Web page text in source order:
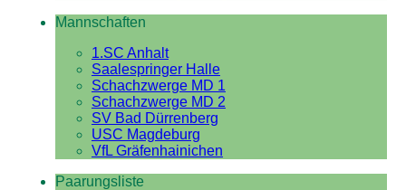
Mannschaften
1.SC Anhalt
Saalespringer Halle
Schachzwerge MD 1
Schachzwerge MD 2
SV Bad Dürrenberg
USC Magdeburg
VfL Gräfenhainichen
Paarungsliste